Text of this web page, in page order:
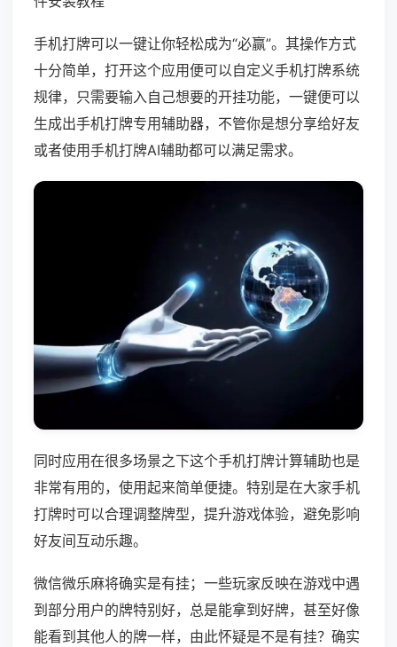
手机打牌可以一键让你轻松成为“必赢”。其操作方式
十分简单，打开这个应用便可以自定义手机打牌系统
规律，只需要输入自己想要的开挂功能，一键便可以
生成出手机打牌专用辅助器，不管你是想分享给好友
或者使用手机打牌AI辅助都可以满足需求。
同时应用在很多场景之下这个手机打牌计算辅助也是
非常有用的，使用起来简单便捷。特别是在大家手机
打牌时可以合理调整牌型，提升游戏体验，避免影响
好友间互动乐趣。
微信微乐麻将确实是有挂；一些玩家反映在游戏中遇
到部分用户的牌特别好，总是能拿到好牌，甚至好像
能看到其他人的牌一样，由此怀疑是不是有挂？确实